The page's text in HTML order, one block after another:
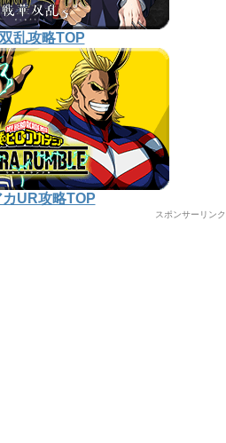
乱攻略TOP
カUR攻略TOP
スポンサーリンク